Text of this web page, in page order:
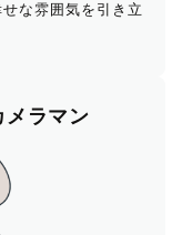
な雰囲気を引き立
メラマン